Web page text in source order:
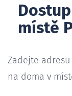
místě
Zadejte
na doma v